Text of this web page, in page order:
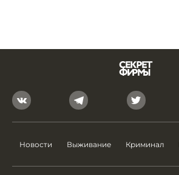
Новости Выживание Криминал